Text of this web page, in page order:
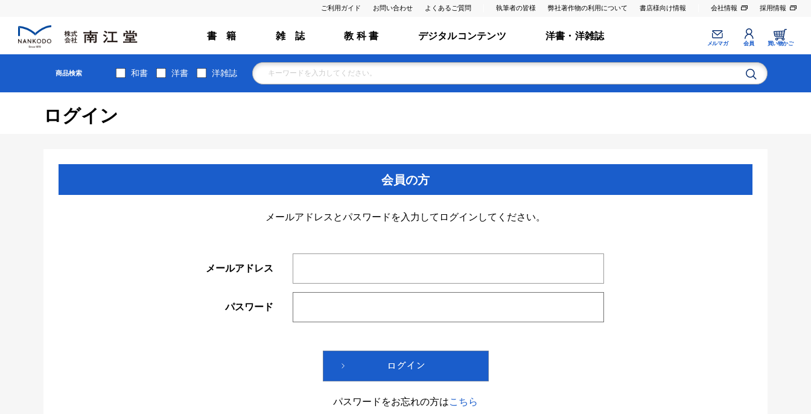
ご利用ガイド お問い合わせ よくあるご質問 執筆者の皆様 弊社著作物の利用について 書店様向け情報 会社情報 採用情報
書 籍 雑 誌 教 科 書 デジタルコンテンツ 洋書・洋雑誌
メルマガ 会員 買い物かご
商品検索 和書 洋書 洋雑誌
ログイン
会員の方
メールアドレスとパスワードを入力してログインしてください。
メールアドレス
パスワード
パスワードをお忘れの方はこちら